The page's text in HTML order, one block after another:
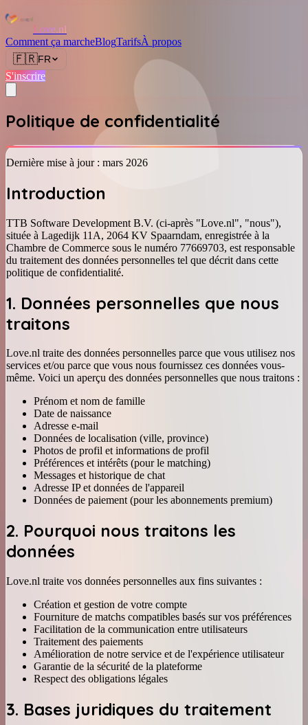
Love.nl
Comment ça marcheBlogTarifsÀ propos
🇫🇷FR
S'inscrire
Politique de confidentialité
Dernière mise à jour : mars 2026
Introduction
TTB Software Development B.V. (ci-après "Love.nl", "nous"),
située à Lagedijk 11A, 2064 KV Spaarndam, enregistrée à la
Chambre de Commerce sous le numéro 77669703, est responsable
du traitement des données personnelles tel que décrit dans cette
politique de confidentialité.
1. Données personnelles que nous
traitons
Love.nl traite des données personnelles parce que vous utilisez nos
services et/ou parce que vous nous fournissez ces données vous-
même. Voici un aperçu des données personnelles que nous traitons :
Prénom et nom de famille
Date de naissance
Adresse e-mail
Données de localisation (ville, province)
Photos de profil et informations de profil
Préférences et intérêts (pour le matching)
Messages et historique de chat
Adresse IP et données de l'appareil
Données de paiement (pour les abonnements premium)
2. Pourquoi nous traitons les
données
Love.nl traite vos données personnelles aux fins suivantes :
Création et gestion de votre compte
Fourniture de matchs compatibles basés sur vos préférences
Facilitation de la communication entre utilisateurs
Traitement des paiements
Amélioration de notre service et de l'expérience utilisateur
Garantie de la sécurité de la plateforme
Respect des obligations légales
3. Bases juridiques du traitement